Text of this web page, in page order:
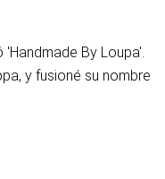
By Loupa'.
y fusioné su nombre